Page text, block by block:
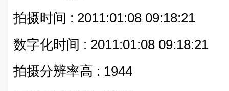
拍摄时间 : 2011:01:08 09:18:21
数字化时间 : 2011:01:08 09:18:21
拍摄分辨率高 : 1944